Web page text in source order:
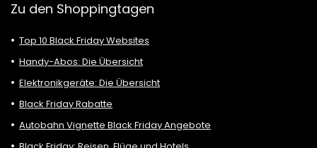
Zu den Shoppingtagen
Top 10 Black Friday Websites
Handy-Abos: Die Übersicht
Elektronikgeräte: Die Übersicht
Black Friday Rabatte
Autobahn Vignette Black Friday Angebote